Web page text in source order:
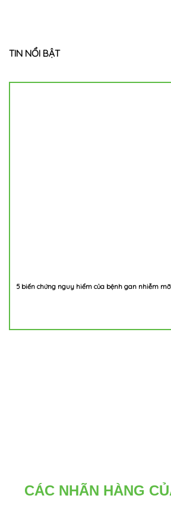
TIN NỔI BẬT
5 biến chứng nguy hiểm của bệnh gan nhiễm mỡ
CÁC NHÃN HÀNG